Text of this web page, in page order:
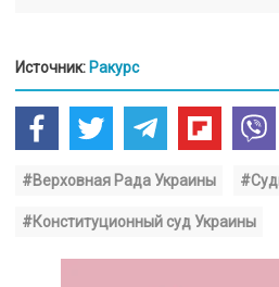
Источник: Ракурс
#Верховная Рада Украины
#Конституционный суд Украины